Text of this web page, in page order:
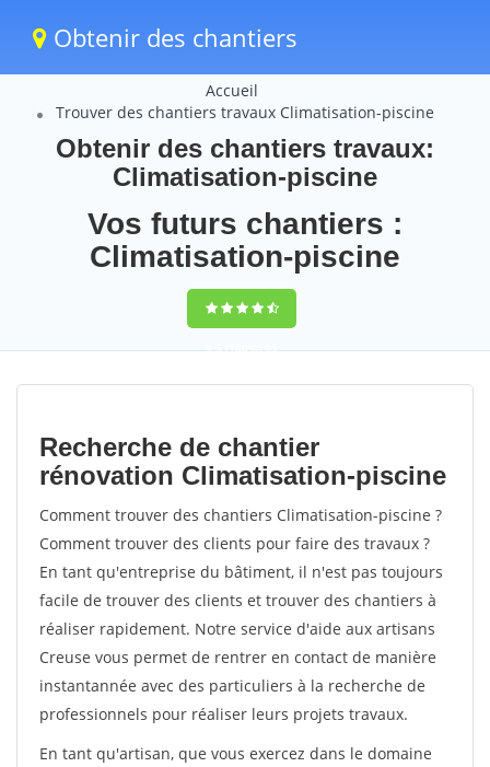
Obtenir des chantiers
Accueil
Trouver des chantiers travaux Climatisation-piscine
Obtenir des chantiers travaux:
Climatisation-piscine
Vos futurs chantiers :
Climatisation-piscine
9,5(100%)95
votes
Recherche de chantier
rénovation Climatisation-piscine
Comment trouver des chantiers Climatisation-piscine ?
Comment trouver des clients pour faire des travaux ?
En tant qu'entreprise du bâtiment, il n'est pas toujours
facile de trouver des clients et trouver des chantiers à
réaliser rapidement. Notre service d'aide aux artisans
Creuse vous permet de rentrer en contact de manière
instantannée avec des particuliers à la recherche de
professionnels pour réaliser leurs projets travaux.
En tant qu'artisan, que vous exercez dans le domaine